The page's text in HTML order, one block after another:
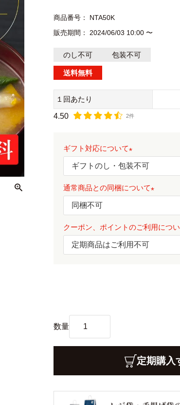
商品番号
NTA50K
販売期間
2024/06/03 10:00 〜
のし不可 包装不可
送料無料
１回あたり
4.50 2件
ギフト対応について
(
必
須
通常商品との同梱について
必
須
クーポン、ポイントのご利用につ
定期購入